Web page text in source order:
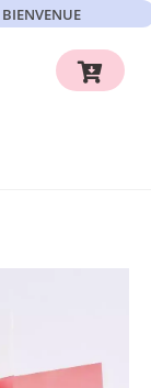
BIENVENUE